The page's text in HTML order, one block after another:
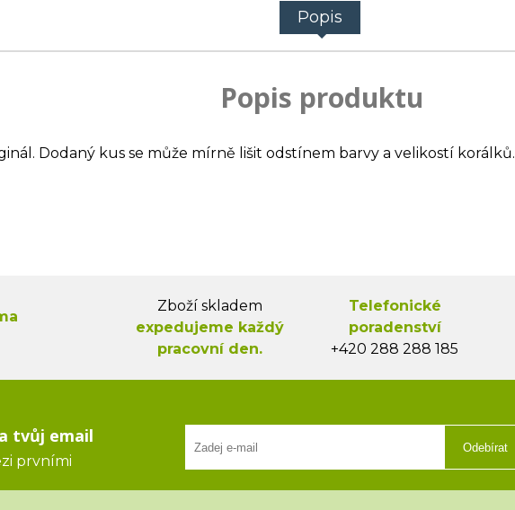
Popis
Popis produktu
Dodaný kus se může mírně lišit odstínem barvy a velikostí korálků.
Zboží skladem
expedujeme každý
pracovní den.
Telefonické
poradenství
+420 288 288 185
tvůj email
prvními
Odebírat